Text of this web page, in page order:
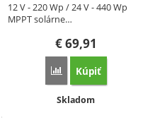
12 V - 220 Wp / 24 V - 440 Wp
MPPT solárne…
€69,91
Porovnať
Kúpiť
Dostupnosť:
Skladom